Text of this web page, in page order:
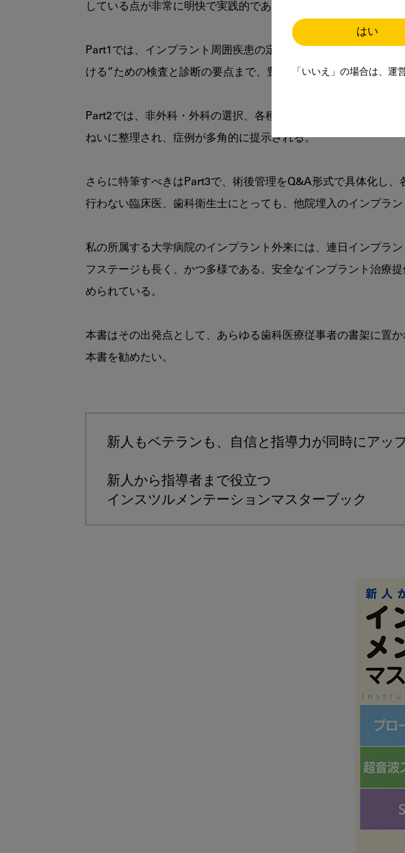
はい
「いいえ」の場合は、運
している点が非常に明快で実践的である。
Part1では、インプラント周囲疾患の定義・分類の変遷から病
ける”ための検査と診断の要点まで、豊富な臨床写真と図表で“
Part2では、非外科・外科の選択、各種デブライドメント方法
ねいに整理され、症例が多角的に提示される。
さらに特筆すべきはPart3で、術後管理をQ&A形式で具体化し
行わない臨床医、歯科衛生士にとっても、他院埋入のインプラ
私の所属する大学病院のインプラント外来には、連日インプラ
フステージも長く、かつ多様である。安全なインプラント治療
められている。
本書はその出発点として、あらゆる歯科医療従事者の書架に置
本書を勧めたい。
新人もベテランも、自信と指導力が同時にアッ
新人から指導者まで役立つ
インスツルメンテーションマスターブック